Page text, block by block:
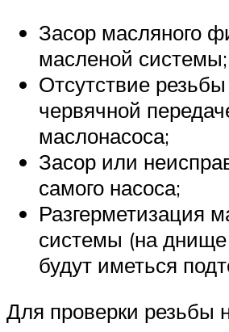
Засор масляного
масленой системы;
Отсутствие
червячной
маслонасоса;
Засор или
самого насоса;
Разгерметизация
системы (на
будут иметься
Для проверки резьбы